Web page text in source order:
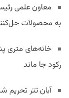
معاون علمی
به محصولات
خانه‌های متری
رکود جا ماند
آبان تتر تحریم